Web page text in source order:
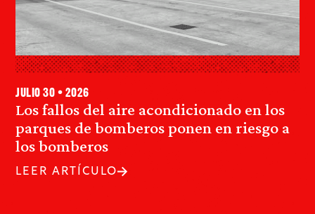
Los fallos del aire acondicionado en los
parques de bomberos ponen en riesgo a
los bomberos
julio 30 • 2026
LEER ARTÍCULO